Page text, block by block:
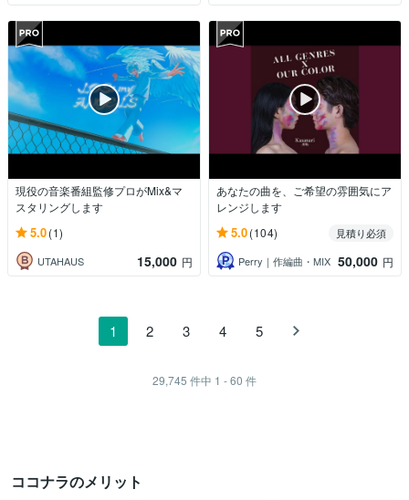
現役の音楽番組監修プロがMix&マ
スタリングします
5.0(1)
UTAHAUS 15,000 円
あなたの曲を、ご希望の雰囲気にア
レンジします
5.0(104)
見積り必須
Perry｜作編曲・MIX 50,000 円
1 2 3 4 5
29,745 件中 1 - 60 件
ココナラのメリット